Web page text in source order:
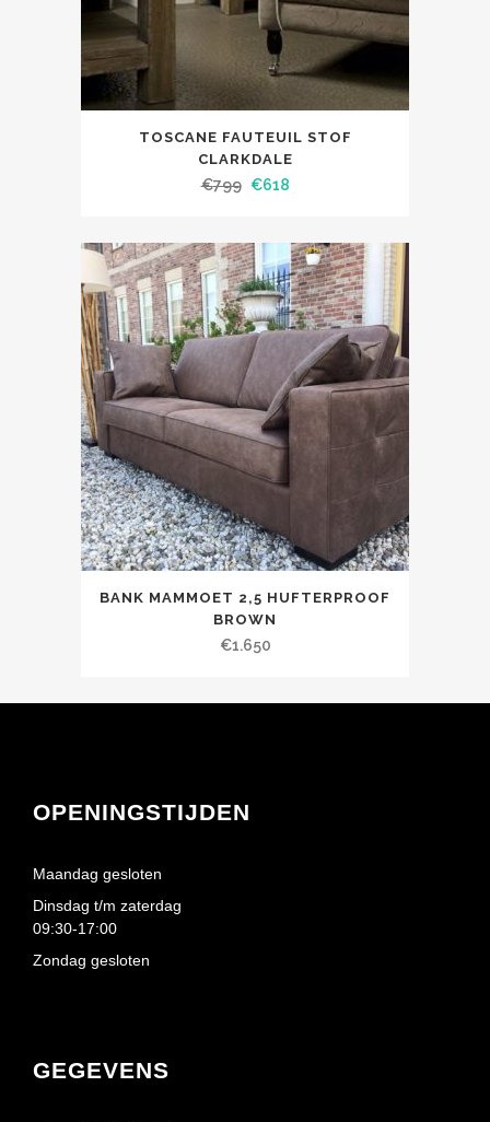
TOSCANE FAUTEUIL STOF
CLARKDALE
€799 €618
BANK MAMMOET 2,5 HUFTERPROOF
BROWN
€1.650
GEGEVENS
OPENINGSTIJDEN
Maandag gesloten
Dinsdag t/m zaterdag
09:30-17:00
Zondag gesloten